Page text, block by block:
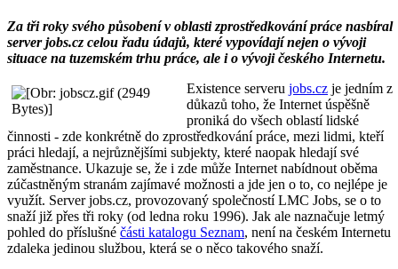
Za tři roky svého působení v oblasti zprostředkování práce nasbíral
server jobs.cz celou řadu údajů, které vypovídají nejen o vývoji
situace na tuzemském trhu práce, ale i o vývoji českého Internetu.
Existence serveru jobs.cz je jedním z
důkazů toho, že Internet úspěšně
proniká do všech oblastí lidské
činnosti - zde konkrétně do zprostředkování práce, mezi lidmi, kteří
práci hledají, a nejrůznějšími subjekty, které naopak hledají své
zaměstnance. Ukazuje se, že i zde může Internet nabídnout oběma
zúčastněným stranám zajímavé možnosti a jde jen o to, co nejlépe je
využít. Server jobs.cz, provozovaný společností LMC Jobs, se o to
snaží již přes tři roky (od ledna roku 1996). Jak ale naznačuje letmý
pohled do příslušné části katalogu Seznam, není na českém Internetu
zdaleka jedinou službou, která se o něco takového snaží.